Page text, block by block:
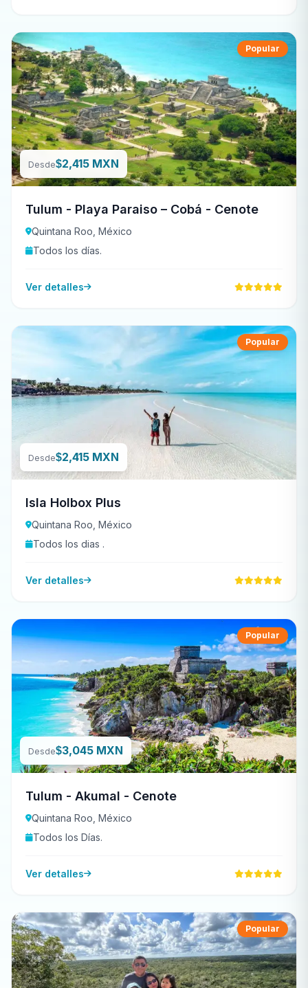
Desde$2,415 MXN
Popular
Tulum - Playa Paraiso – Cobá - Cenote
Quintana Roo, México
Todos los días.
Ver detalles
Desde$2,415 MXN
Popular
Isla Holbox Plus
Quintana Roo, México
Todos los dias .
Ver detalles
Desde$3,045 MXN
Popular
Tulum - Akumal - Cenote
Quintana Roo, México
Todos los Días.
Ver detalles
Popular